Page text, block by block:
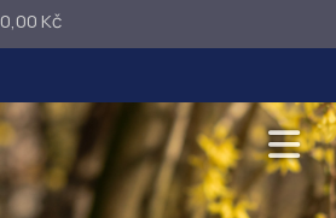
0,00 Kč